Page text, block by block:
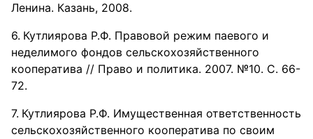
Ленина. Казань, 2008.
Кутлиярова Р.Ф. Правовой режим паевого и
неделимого фондов сельскохозяйственного
кооператива // Право и политика. 2007. №10. С. 66-
72.
Кутлиярова Р.Ф. Имущественная ответственность
сельскохозяйственного кооператива по своим